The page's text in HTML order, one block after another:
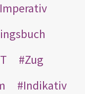
Imperativ
Zug
Indikativ